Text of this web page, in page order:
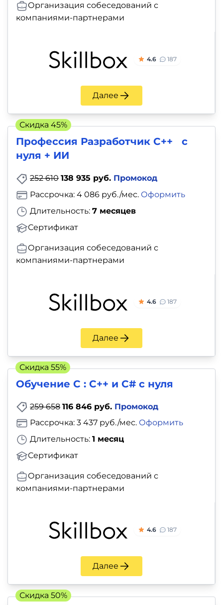
Организация собеседований с
компаниями-партнерами
4.6 187
Далее
Профессия Разработчик С++ с
нуля + ИИ
252 610 138 935 руб. Промокод
Длительность: 7 месяцев
Сертификат
Рассрочка: 4 086 руб./мес. Оформить
Организация собеседований с
компаниями-партнерами
4.6 187
Далее
Скидка 45%
Обучение C : C++ и C# с нуля
259 658 116 846 руб. Промокод
Длительность: 1 месяц
Сертификат
Рассрочка: 3 437 руб./мес. Оформить
Организация собеседований с
компаниями-партнерами
4.6 187
Далее
Скидка 55%
Скидка 50%
Красота,
фитнес
Психология
саморазвитие
Прочее
Репетиторы
Тесты
на
профориентацию